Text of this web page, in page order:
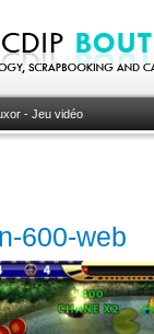
- Jeu vidéo
600-web